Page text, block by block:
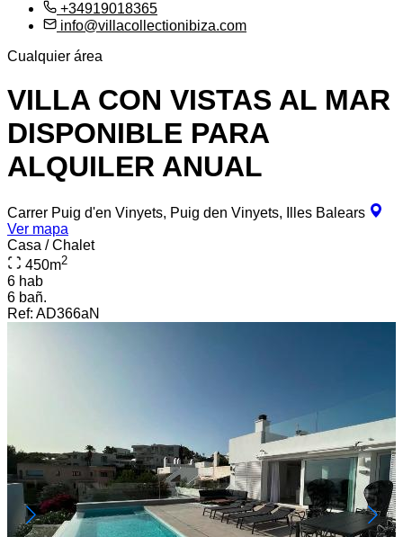
+34919018365
info@villacollectionibiza.com
Cualquier área
VILLA CON VISTAS AL MAR
DISPONIBLE PARA
ALQUILER ANUAL
Carrer Puig d'en Vinyets, Puig den Vinyets, Illes Balears
Ver mapa
Casa / Chalet
450m2
6 hab
6 bañ.
Ref: AD366aN